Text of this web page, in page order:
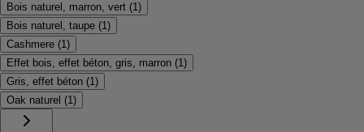
Bois naturel, marron, vert (1)
Bois naturel, taupe (1)
Cashmere (1)
Effet bois, effet béton, gris, marron (1)
Gris, effet béton (1)
Oak naturel (1)